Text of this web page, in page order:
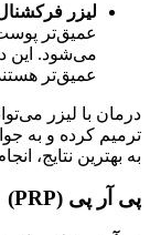
لیزر
عمیق‌تر
می‌شود. این
عمیق‌تر
درمان با لیزر
ترمیم کرده و به
به بهترین
پی آر پی (PRP)